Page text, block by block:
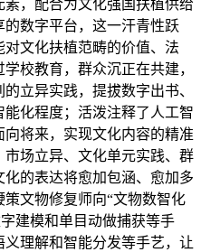
，配合为文化强国扶植供给
数字平台，这一汗青性跃
文化扶植范畴的价值、法
校教育，群众沉正在共建，
立异实践，提拔数字出书、
化程度；活泼注释了人工智
将来，实现文化内容的精准
场立异、文化单元实践、群
的表达将愈加包涵、愈加多
文物修复师向“文物数智化
建模和单目动做捕获等手
理解和智能分发等手艺，让